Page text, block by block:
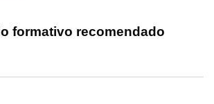
formativo recomendado